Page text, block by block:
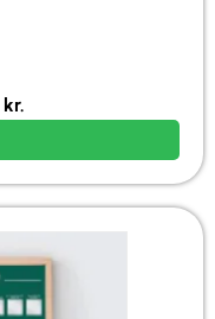
kr.